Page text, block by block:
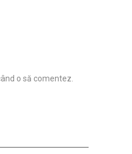
o să comentez.